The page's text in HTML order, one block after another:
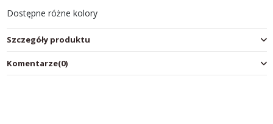
Dostępne różne kolory
Szczegóły produktu
Komentarze(0)